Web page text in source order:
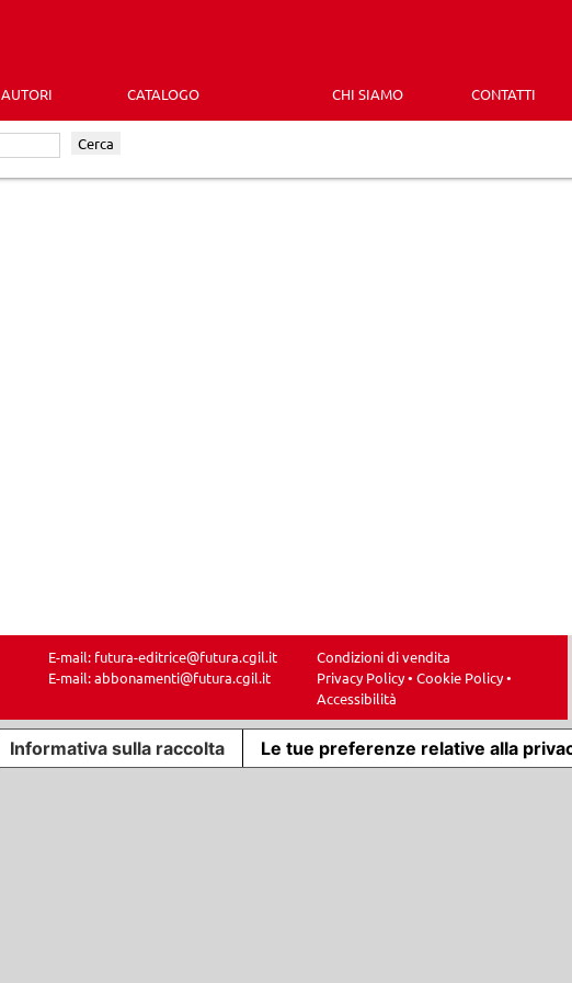
AUTORI CATALOGO CHI SIAMO CONTATTI
Cerca
E-mail: futura-editrice@futura.cgil.it
E-mail:abbonamenti@futura.cgil.it
Condizioni di vendita
Privacy Policy• Cookie Policy•
Accessibilità
Informativa sulla raccolta Le tue preferenze relative alla